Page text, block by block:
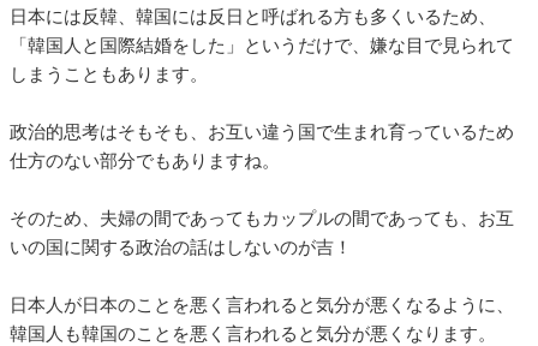
日本には反韓、韓国には反日と呼ばれる方も多くいるため、
「韓国人と国際結婚をした」というだけで、嫌な目で見られて
しまうこともあります。
政治的思考はそもそも、お互い違う国で生まれ育っているため
仕方のない部分でもありますね。
そのため、夫婦の間であってもカップルの間であっても、お互
いの国に関する政治の話はしないのが吉！
日本人が日本のことを悪く言われると気分が悪くなるように、
韓国人も韓国のことを悪く言われると気分が悪くなります。